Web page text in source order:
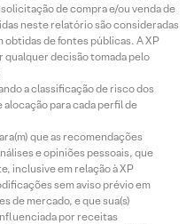
de compra e/ou venda de
neste relatório são consideradas
obtidas de fontes públicas. A XP
qualquer decisão tomada pelo
a classificação de risco dos
para cada perfil de
que as recomendações
e opiniões pessoais, que
inclusive em relação à XP
sem aviso prévio em
de mercado, e que sua(s)
por receitas